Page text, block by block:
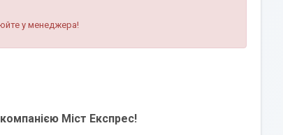
у менеджера!
Міст Експрес!